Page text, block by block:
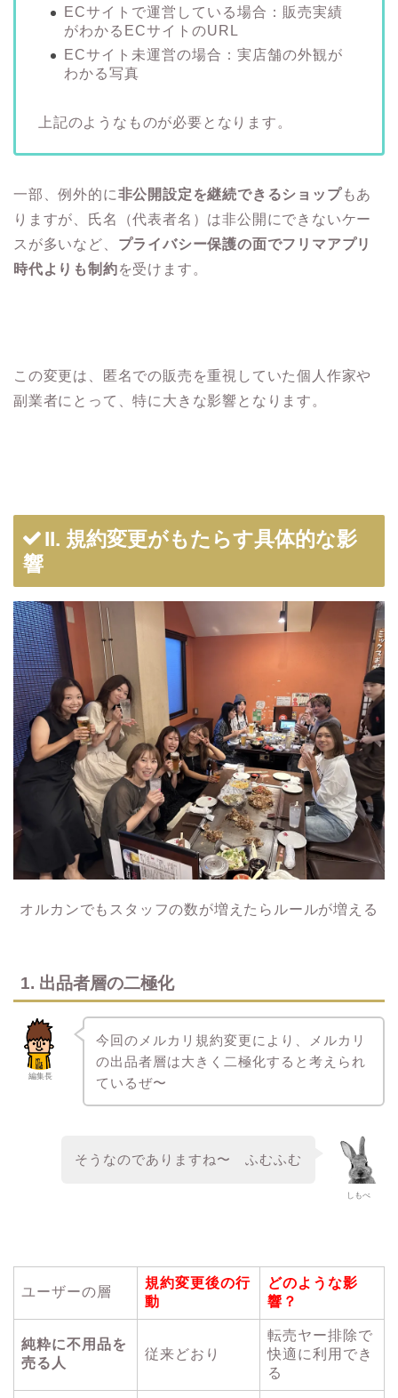
ECサイトで運営している場合：販売実績
がわかるECサイトのURL
ECサイト未運営の場合：実店舗の外観が
わかる写真
上記のようなものが必要となります。
一部、例外的に非公開設定を継続できるショップもあ
りますが、氏名（代表者名）は非公開にできないケー
スが多いなど、 プライバシー保護の面でフリマアプリ
時代よりも制約を受けます。
この変更は、匿名での販売を重視していた個人作家や
副業者にとって、特に大きな影響となります。
II. 規約変更がもたらす具体的な影
響
オルカンでもスタッフの数が増えたらルールが増える
1. 出品者層の二極化
編集長
今回のメルカリ規約変更により、メルカリ
の出品者層は大きく二極化すると考えられ
ているぜ〜
しもべ
そうなのでありますね〜 ふむふむ
ユーザーの層
規約変更後の行
動
どのような影
響？
純粋に不用品を
売る人
従来どおり
転売ヤー排除で
快適に利用でき
る